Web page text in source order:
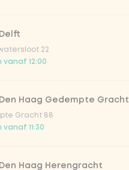
tropical lychee
iced tea
fruit
& dragon Fruit
22
vanaf 12:00
Haag Gedempte Gracht
Gracht 88
11:30
Haag Herengracht